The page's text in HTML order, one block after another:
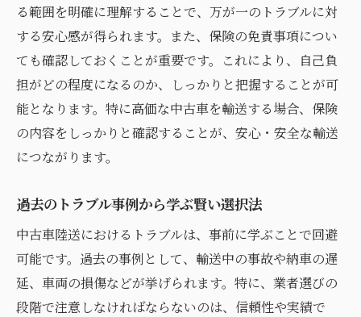
る範囲を明確に理解することで、万が一のトラブルに対
する安心感が得られます。また、保険の免責事項につい
ても確認しておくことが重要です。これにより、自己負
担がどの程度になるのか、しっかりと把握することが可
能となります。特に高価な中古車を輸送する場合、保険
の内容をしっかりと確認することが、安心・安全な輸送
につながります。
過去のトラブル事例から学ぶ賢い選択法
中古車陸送におけるトラブルは、事前に学ぶことで回避
可能です。過去の事例として、輸送中の事故や納車の遅
延、車両の損傷などが挙げられます。特に、業者選びの
段階で注意しなければならないのは、信頼性や実績で